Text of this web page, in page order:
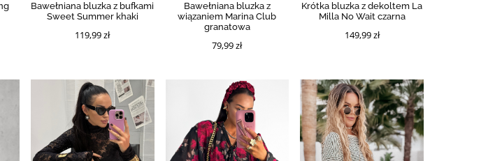
Bawełniana bluzka z bufkami
Sweet Summer khaki
119,99 zł
Bawełniana bluzka z
wiązaniem Marina Club
granatowa
79,99 zł
Krótka bluzka z dekoltem La
Milla No Wait czarna
149,99 zł